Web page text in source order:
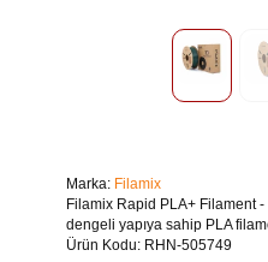
Marka: Filamix
Filamix Rapid PLA+ Filament
dengeli yapıya sahip PLA
Ürün Kodu: RHN-505749